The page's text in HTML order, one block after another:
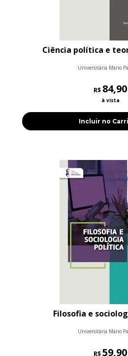
Ciência política e
Universitária Mário
R$ 84,90
à vista
Incluir no
Filosofia e
Universitária Mário
R$59,90